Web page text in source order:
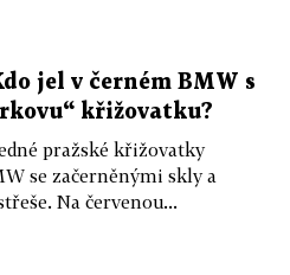
jel v černém BMW s
křižovatku?
pražské křižovatky
se začerněnými skly a
Na červenou...